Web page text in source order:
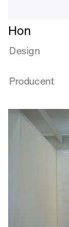
Læs
mere
om
Hon
Design
Producent